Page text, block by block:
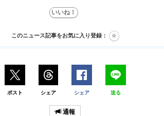
このニュース記事をお気に入り登録：
ポスト シェア シェア 送る
通報